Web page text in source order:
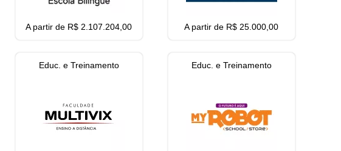
A partir de R$ 2.107.204,00 A partir de R$ 25.000,00
Educ. e Treinamento Educ. e Treinamento